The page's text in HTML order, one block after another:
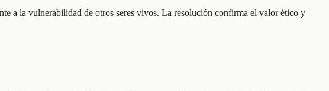
a la vulnerabilidad de otros seres vivos. La resolución confirma el valor ético y